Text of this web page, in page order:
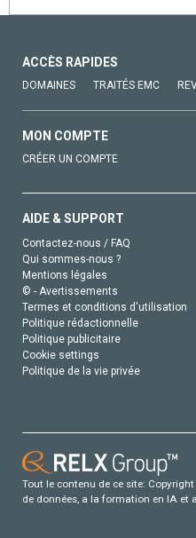
ACCÈS RAPIDES
DOMAINES TRAITÉS EMC
MON COMPTE
CRÉER UN COMPTE
AIDE & SUPPORT
Contactez-nous / FAQ
Qui sommes-nous ?
Mentions légales
© - Avertissements
Termes et conditions d'utilisation
Politique rédactionnelle
Politique publicitaire
Cookie settings
Politique de la vie privée
Tout le contenu de ce site:
de données, a la formation en IA et